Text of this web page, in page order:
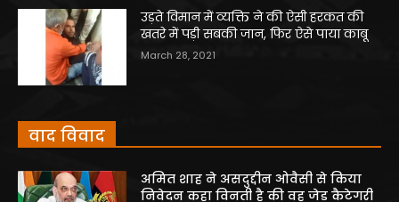
उड़ते विमान में व्यक्ति ने की ऐसी हरकत की
खतरे में पड़ी सबकी जान, फिर ऐसे पाया काबू
March 28, 2021
वाद विवाद
अमित शाह ने असदुद्दीन ओवैसी से किया
निवेदन कहा विनती है की वह जेड कैटेगरी